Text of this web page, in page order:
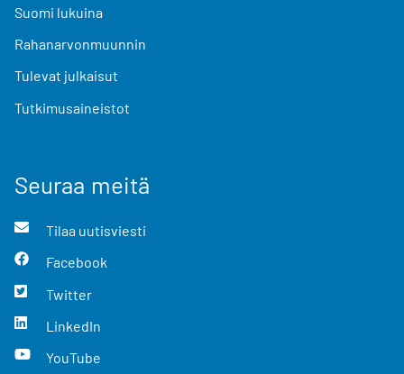
Suomi lukuina
Rahanarvonmuunnin
Tulevat julkaisut
Tutkimusaineistot
Seuraa meitä
Tilaa uutisviesti
Facebook
Twitter
LinkedIn
YouTube